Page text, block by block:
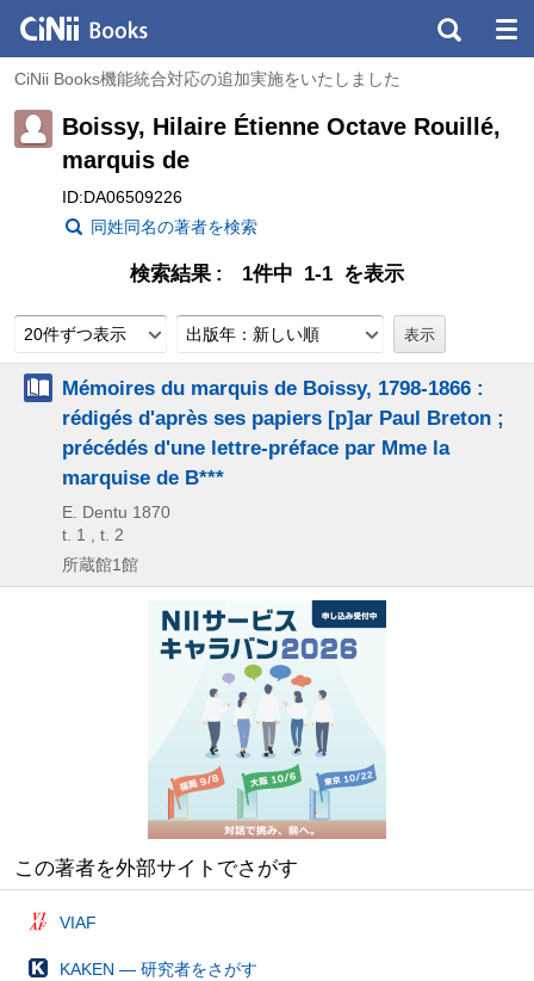
CiNii Books機能統合対応の追加実施をいたしました
Boissy, Hilaire Étienne Octave Rouillé,
marquis de
ID:DA06509226
同姓同名の著者を検索
検索結果 1件中 1-1 を表示
20件ずつ表示 出版年：新しい順
Mémoires du marquis de Boissy, 1798-1866 :
rédigés d'après ses papiers [p]ar Paul Breton ;
précédés d'une lettre-préface par Mme la
marquise de B***
E. Dentu 1870
t. 1 , t. 2
所蔵館1館
この著者を外部サイトでさがす
VIAF
KAKEN — 研究者をさがす